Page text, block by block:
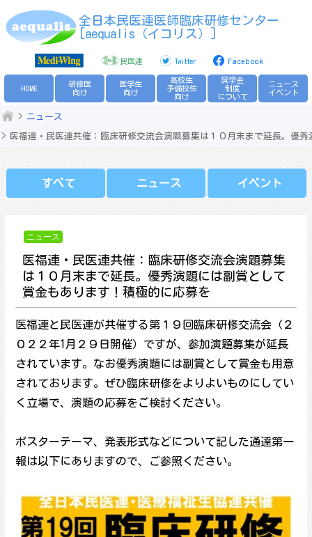
to
全日本民医連医師臨床研修センター
[aequalis（イコリス）]
民医連 Twitter Facebook
HOME
研修医
向け
医学生
向け
高校生
予備校生
向け
奨学金
制度
について
ニュース
イベント
ニュース
医福連・民医連共催：臨床研修交流会演題募集は１０月末まで延長。優
すべて ニュース イベント
ニュース
医福連・民医連共催：臨床研修交流会演題募集
は１０月末まで延長。優秀演題には副賞として
賞金もあります！積極的に応募を
医福連と民医連が共催する第１９回臨床研修交流会（２
０２２年1月２９日開催）ですが、参加演題募集が延長
されています。なお優秀演題には副賞として賞金も用意
されております。ぜひ臨床研修をよりよいものにしてい
く立場で、演題の応募をご検討ください。
ポスターテーマ、発表形式などについて記した通達第一
報は以下にありますので、ご参照ください。